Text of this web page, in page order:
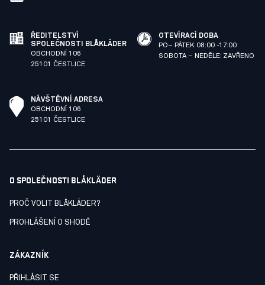
ŘEDITELSTVÍ
SPOLEČNOSTI BLÅKLÄDER
OBCHODNÍ 106
25101 ČESTLICE
OTEVÍRACÍ DOBA
PO– PÁTEK 08:00 -17:00
SOBOTA – NEDĚLE: ZAVŘENO
NÁVŠTĚVNÍ ADRESA
OBCHODNÍ 106
25101 ČESTLICE
O SPOLEČNOSTI BLÅKLÄDER
PROČ VOLIT BLÅKLÄDER?
PROHLÁŠENÍ O SHODĚ
ZÁKAZNÍK
PŘIHLÁSIT SE